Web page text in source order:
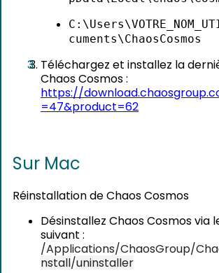
cuments\ChaosCosmos
Téléchargez et installez la
Chaos Cosmos :
https://
=47&product=62
Sur Mac
Réinstallation de Chaos Cosmos
Désinstallez Chaos Cosmos via
suivant :
/Applications/ChaosGroup/
nstall/uninstaller